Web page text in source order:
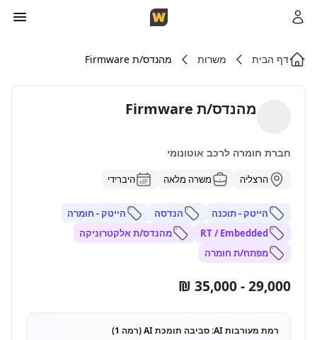
דף הבית משרות מהנדס/ת Firmware
מהנדס/ת Firmware
חברת חומרה לרכב אוטונומי
הרצליה משרה מלאה היברידי
הייטק - תוכנה הנדסה
הייטק - חומרה
RT / Embedded
מהנדס/ת אלקטרוניקה
מפתח/ת חומרה
29,000 - 35,000 ₪
רמת מעורבות AI: סביבה תומכת AI (רמה 1)